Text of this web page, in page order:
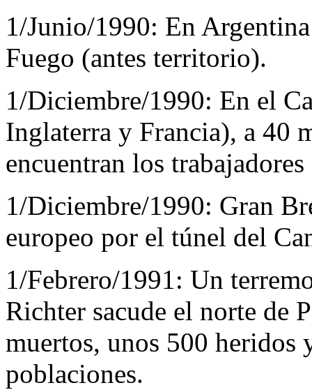
1/Junio/1990: En
Fuego (antes territorio).
1/Diciembre/1990: En el
Inglaterra y Francia), a 40
encuentran los
1/Diciembre/1990: Gran
europeo por el túnel del
1/Febrero/1991: Un
Richter sacude el norte de
muertos, unos 500 heridos
poblaciones.